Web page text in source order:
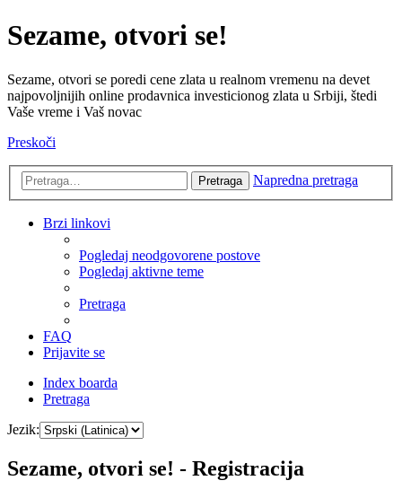
Sezame, otvori se!
Sezame, otvori se poredi cene zlata u realnom vremenu na devet
najpovoljnijih online prodavnica investicionog zlata u Srbiji, štedi
Vaše vreme i Vaš novac
Preskoči
Pretraga Napredna pretraga
Brzi linkovi
Pogledaj neodgovorene postove
Pogledaj aktivne teme
Pretraga
FAQ
Prijavite se
Index boarda
Pretraga
Jezik:
Sezame, otvori se! - Registracija